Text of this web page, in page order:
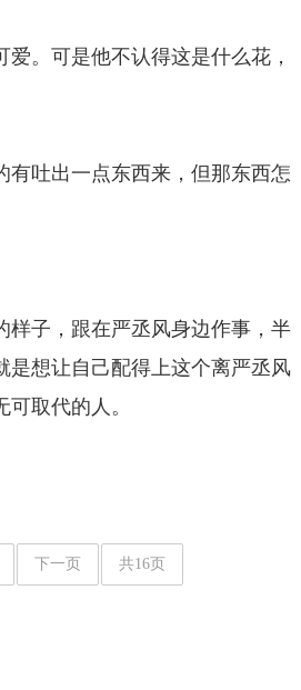
。可是他不认得这是什么花，
有吐出一点东西来，但那东西怎
样子，跟在严丞风身边作事，半
是想让自己配得上这个离严丞风
取代的人。
下一页 共16页